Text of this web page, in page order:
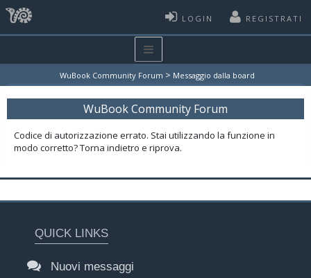
LOGIN REGISTRATI
WuBook Community Forum > Messaggio dalla board
WuBook Community Forum
Codice di autorizzazione errato. Stai utilizzando la funzione in
modo corretto? Torna indietro e riprova.
QUICK LINKS
Nuovi messaggi